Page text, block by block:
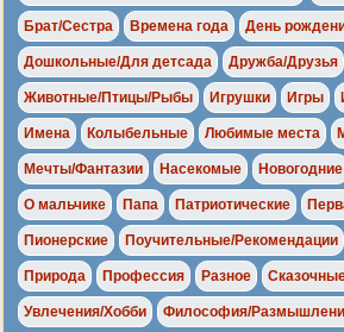
Брат/Сестра Времена года День
Дошкольные/Для детсада Дружба/Друзья
Животные/Птицы/Рыбы Игрушки Игры
Имена Колыбельные Любимые места
Мечты/Фантазии Насекомые Новогодние
О мальчике Папа Патриотические
Пионерские Поучительные/Рекомендации
Природа Профессия Разное
Увлечения/Хобби Философия/